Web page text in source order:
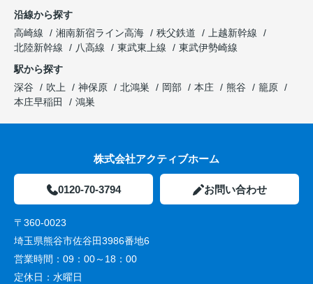
沿線から探す
高崎線
湘南新宿ライン高海 秩父鉄道
上越新幹線
北陸新幹線
八高線 東武東上線
東武伊勢崎線
駅から探す
深谷
吹上 神保原 北鴻巣 岡部 本庄 熊谷
籠原
本庄早稲田
鴻巣
株式会社アクティブホーム
0120-70-3794 お問い合わせ
〒360-0023
埼玉県熊谷市佐谷田3986番地6
営業時間： 09：00～18：00
定休日： 水曜日